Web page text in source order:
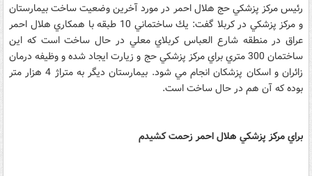
رئيس مركز پزشكي حج هلال احمر در مورد آخرين وضعيت ساخت بيمارستان
و مركز پزشكي در كربلا گفت: يك ساختماني 10 طبقه با همكاري هلال احمر
عراق در منطقه شارع العباس كربلاي معلي در حال ساخت است كه اين
ساختمان 300 متري براي مركز پزشكي حج و زيارت ايجاد شده و وظيفه درمان
زائران و اسكان پزشكان انجام مي شود. بيمارستان ديگر به متراژ 4 هزار متر
بوده كه آن هم در حال ساخت است.
براي مركز پزشكي هلال احمر زحمت كشيدم